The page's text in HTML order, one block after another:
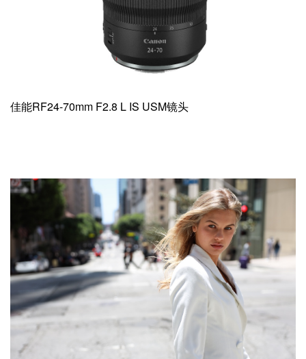
佳能RF24-70mm F2.8 L IS USM镜头